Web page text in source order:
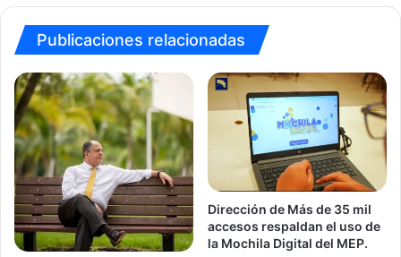
Publicaciones relacionadas
Dirección de Más de 35 mil
accesos respaldan el uso de
la Mochila Digital del MEP.